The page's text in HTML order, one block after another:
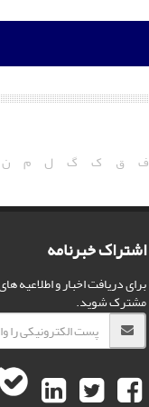
ف ق ک گ ل م ن
اشتراک خبرنامه
برای دریافت اخبار و اطلاعیه
مشترک شوید.